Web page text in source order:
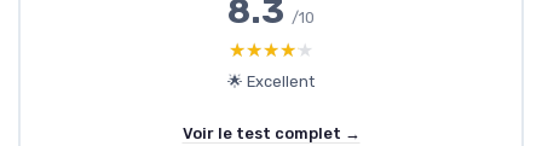
8.3 /10
★★★★★
★★★★★
🌟 Excellent
Voir le test complet →